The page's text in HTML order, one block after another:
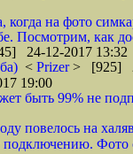
когда на фото
Посмотрим, как
24-12-2017 13:32
< Prizer> [925]
19:00
быть 99% не
повелось на
Фото